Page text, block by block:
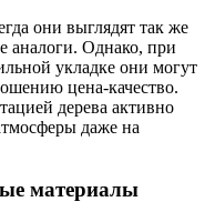
они выглядят так же
аналоги. Однако, при
укладке они могут
цена-качество.
дерева активно
даже на
материалы